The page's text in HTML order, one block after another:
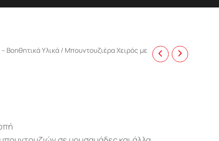
Βοηθητικά Υλικά/ Μπουντουζιέρα Χειρός με